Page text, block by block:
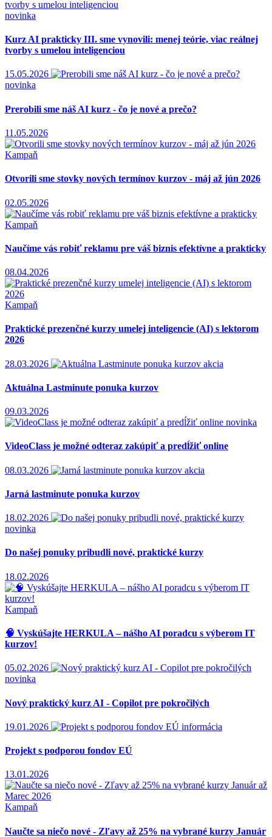
novinka
Kurz AI prakticky III. sme vynovili: menej teórie, viac reálnej
tvorby s umelou inteligenciou
15.05.2026
novinka
Prerobili sme náš AI kurz - čo je nové a prečo?
11.05.2026
Kampaň
Otvorili sme stovky nových termínov kurzov - máj až jún 2026
02.05.2026
Kampaň
Naučíme vás robiť reklamu pre váš biznis efektívne a prakticky
08.04.2026
Kampaň
Praktické prezenčné kurzy umelej inteligencie (AI) s lektorom
2026
28.03.2026 akcia
Aktuálna Lastminute ponuka kurzov
09.03.2026
novinka
VideoClass je možné odteraz zakúpiť a predĺžiť online
08.03.2026 akcia
Jarná lastminute ponuka kurzov
18.02.2026
novinka
Do našej ponuky pribudli nové, praktické kurzy
18.02.2026
Kampaň
🧠 Vyskúšajte HERKULA – nášho AI poradcu s výberom IT
kurzov!
05.02.2026
novinka
Nový praktický kurz AI - Copilot pre pokročilých
19.01.2026 informácia
Projekt s podporou fondov EÚ
13.01.2026
Kampaň
Naučte sa niečo nové - Zľavy až 25% na vybrané kurzy Január